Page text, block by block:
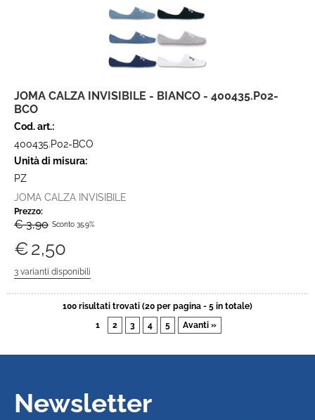
JOMA CALZA INVISIBILE - BIANCO - 400435.P02-
BCO
Cod. art.:
400435.P02-BCO
Unità di misura:
PZ
JOMA CALZA INVISIBILE
Prezzo:
€ 3,90 Sconto 35.9%
€2,50
100 risultati trovati (20 per pagina - 5 in totale)
1
2 3 4 5 Avanti »
Newsletter